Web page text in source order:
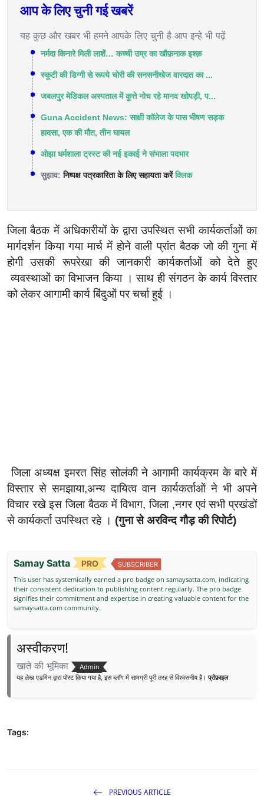
आप के लिए चुनी गई खबरें
यह कुछ और खबर भी हमने आपके लिए चुनी है आप इन्हे भी पढ़ें
नर्मदा किनारे मिली लाशें… कच्ची उम्र का खौफ़नाक इश्क़
स्‍कूटी की डिग्‍गी से रूपये चोरी की सनसनीखेज वारदात का ...
जबलपुर मेडिकल अस्पताल में कुत्ते नोच रहे मानव खोपड़ी, प...
Guna Accident News: साक्षी कॉलेज के पास भीषण सड़क
हादसा, एक की मौत, तीन घायल
ओझा धर्मशाला ट्रस्ट की नई इकाई ने संभाला पदभार
सुझाव:निष्पक्ष पत्रकारिता के लिए सहायता करेंक्लिक
जिला बैठक में अधिकारीयों के द्वारा उपस्थित सभी कार्यकर्ताओं का
मार्गदर्शन किया गया मार्च में होने वाली प्रांत बैठक जो की गुना में
होगी उसकी रूपरेखा की जानकारी कार्यकर्ताओं को देते हुए
व्यवस्थाओं का विभाजन किया । साथ ही संगठन के कार्य विस्तार
को लेकर आगामी कार्य बिंदुओं पर चर्चा हुई ।
जिला अध्यक्ष इमरत सिंह सोलंकी ने आगामी कार्यक्रम के बारे में
विस्तार से समझाया,अन्य दायित्व वान कार्यकर्ताओं ने भी अपने
विचार रखे इस जिला बैठक में विभाग, जिला ,नगर एवं सभी प्रखंडों
से कार्यकर्ता उपस्थित रहे । (गुना से अरविन्द गौड़ की रिपोर्ट)
Samay Satta PRO SUBSCRIBER
This user has systemically earned a pro badge on samaysatta.com, indicating
their consistent dedication to publishing content regularly. The pro badge
signifies their commitment and expertise in creating valuable content for the
samaysatta.com community.
अस्वीकरण!
खाते की भूमिका Admin
यह लेख एडमिन द्वारा पोस्ट किया गया है, इस ब्लॉग में सामग्री पूरी तरह से विश्वसनीय है।प्रोफ़ाइल
Tags:
PREVIOUS ARTICLE